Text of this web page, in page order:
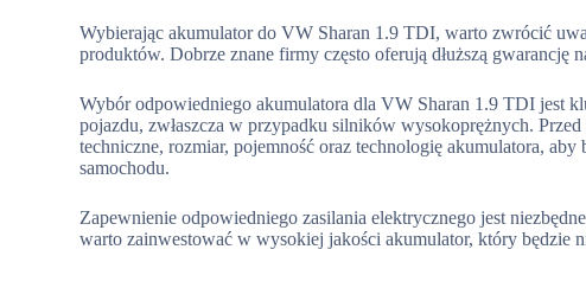
Wybierając akumulator do VW Sharan 1.9 TDI, warto zwrócić
produktów. Dobrze znane firmy często oferują dłuższą gwarancję
Wybór odpowiedniego akumulatora dla VW Sharan 1.9 TDI jest
pojazdu, zwłaszcza w przypadku silników wysokoprężnych.
techniczne, rozmiar, pojemność oraz technologię akumulatora,
samochodu.
Zapewnienie odpowiedniego zasilania elektrycznego jest
warto zainwestować w wysokiej jakości akumulator, który będzie